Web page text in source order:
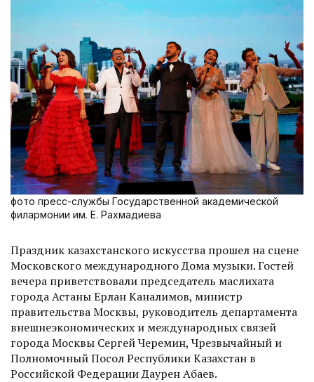
фото пресс-службы Государственной академической
филармонии им. Е. Рахмадиева
Праздник казахстанского искусства прошел на сцене
Московского международного Дома музыки. Гостей
вечера приветствовали председатель маслихата
города Астаны Ерлан Каналимов, министр
правительства Москвы, руководитель департамента
внешнеэкономических и международных связей
города Москвы Сергей Черемин, Чрезвычайный и
Полномочный Посол Республики Казахстан в
Российской Федерации Даурен Абаев.